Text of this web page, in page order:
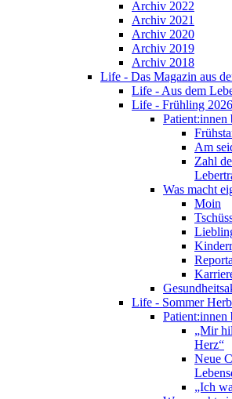
Archiv 2022
Archiv 2021
Archiv 2020
Archiv 2019
Archiv 2018
Life - Das Magazin aus
Life - Aus dem
Life - Frühling 2026
Patient:innen
Am
Zahl
Was macht
Moin
Life - Sommer
Patient:innen
„Mir
Herz“
Neue
„Ich